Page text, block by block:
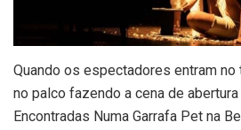
Quando os espectadores entram
no palco fazendo a cena de
Encontradas Numa Garrafa Pet na